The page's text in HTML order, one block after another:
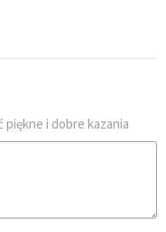
piękne i dobre kazania